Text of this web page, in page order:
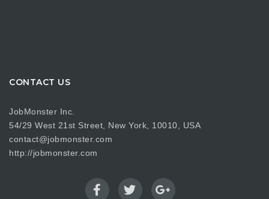
CONTACT US
JobMonster Inc.
54/29 West 21st Street, New York, 10010, USA
contact@jobmonster.com
http://jobmonster.com